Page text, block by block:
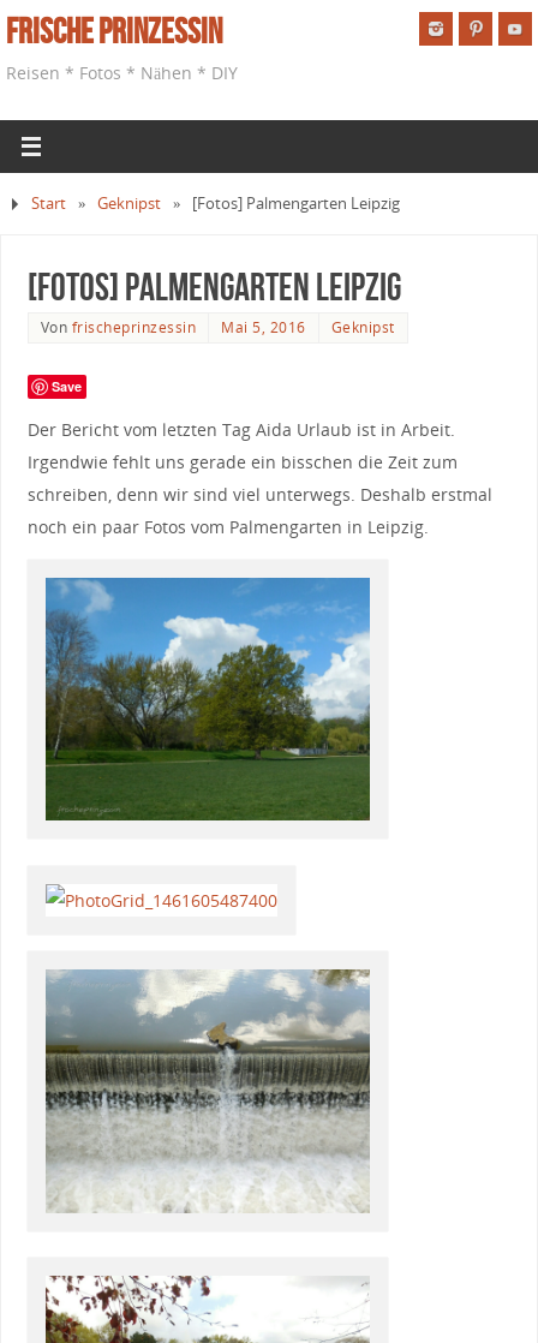
Frische Prinzessin
Reisen * Fotos * Nähen * DIY
Start » Geknipst » [Fotos] Palmengarten Leipzig
[Fotos] Palmengarten Leipzig
Von frischeprinzessin Mai 5, 2016 Geknipst
Save
Der Bericht vom letzten Tag Aida Urlaub ist in Arbeit.
Irgendwie fehlt uns gerade ein bisschen die Zeit zum
schreiben, denn wir sind viel unterwegs. Deshalb erstmal
noch ein paar Fotos vom Palmengarten in Leipzig.